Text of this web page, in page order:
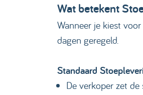
Wat betekent
Wanneer je kiest
dagen geregeld.
Standaard
De verkoper zet